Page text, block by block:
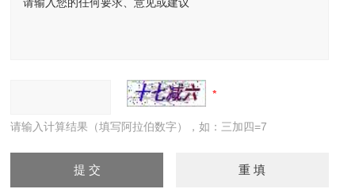
请输入计算结果（填写阿拉伯数字），如：三加四=7